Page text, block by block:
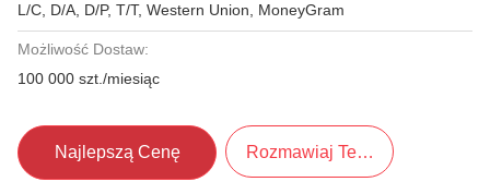
L/C, D/A, D/P, T/T, Western Union, MoneyGram
Możliwość Dostaw:
100 000 szt./miesiąc
Najlepszą Cenę Rozmawiaj Teraz.